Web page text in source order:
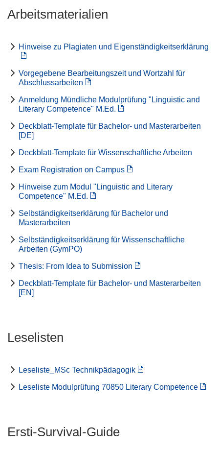
Arbeitsmaterialien
Hinweise zu Plagiaten und Eigenständigkeitserklärung
Vorgegebene Bearbeitungszeit und Wortzahl für
Abschlussarbeiten
Anmeldung Mündliche Modulprüfung "Linguistic and
Literary Competence" M.Ed.
Deckblatt-Template für Bachelor- und Masterarbeiten
[DE]
Deckblatt-Template für Wissenschaftliche Arbeiten
Exam Registration on Campus
Hinweise zum Modul "Linguistic and Literary
Competence" M.Ed.
Selbständigkeitserklärung für Bachelor und
Masterarbeiten
Selbständigkeitserklärung für Wissenschaftliche
Arbeiten (GymPO)
Thesis: From Idea to Submission
Deckblatt-Template für Bachelor- und Masterarbeiten
[EN]
Leselisten
Leseliste_MSc Technikpädagogik
Leseliste Modulprüfung 70850 Literary Competence
Ersti-Survival-Guide